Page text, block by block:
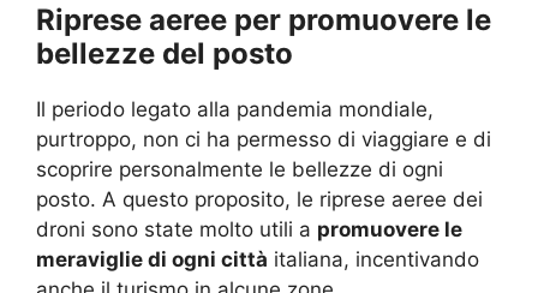
Riprese aeree per promuovere le
bellezze del posto
Il periodo legato alla pandemia mondiale,
purtroppo, non ci ha permesso di viaggiare e di
scoprire personalmente le bellezze di ogni
posto. A questo proposito, le riprese aeree dei
droni sono state molto utili a promuovere le
meraviglie di ogni città italiana, incentivando